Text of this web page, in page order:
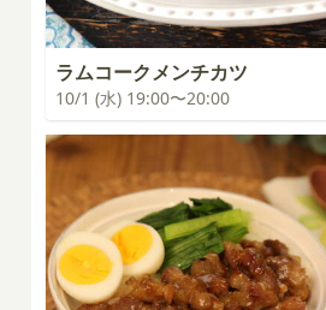
ラムコークメンチカツ
10/1 (水) 19:00〜20:00